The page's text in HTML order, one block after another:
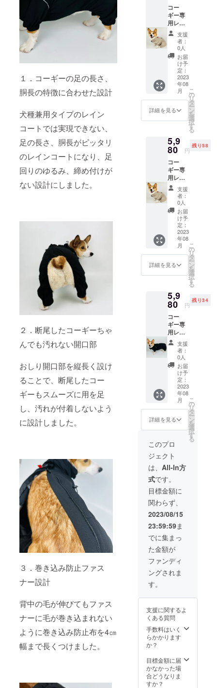
１．コーギーの足の長さ、
胴長の特徴に合わせた設計
犬種兼用タイプのレイン
コートでは実現できない、
足の長さ、胴長がピッタリ
のレインコートになり、足
回りのゆるみ、締め付けが
ない設計にしました。
２．断尾したコーギーちゃ
んでも汚れない開口部
おしり開口部を縦長く設け
ることで、断尾したコー
ギーもスムーズに用を足
し、汚れが付着しないよう
に設計しました。
３．巻き込み防止ファス
ナー設計
背中の毛が伸びてもファス
ナーに毛が巻き込まれない
ように巻き込み防止布を4㎝
幅まで長くつけました。
コー
ギー専
用レイ
ンコー
ト
Beige
M
支援
者：
0人
お届
け予
定：
2023
年08
月
詳細を見る
こ
の
リ
タ
ー
ン
を
選
択
す
る
5,9
80 円
残り58
コー
ギー専
用レイ
ンコー
ト
Beige
S
支援
者：
0人
お届
け予
定：
2023
年08
月
詳細を見る
こ
の
リ
タ
ー
ン
を
選
択
す
る
5,9
80 円
残り34
コー
ギー専
用レイ
ンコー
ト
Black
M
支援
者：
0人
お届
け予
定：
2023
年08
月
詳細を見る
こ
の
リ
タ
ー
ン
を
選
択
す
る
このプロ
ジェクト
は、 All-In方
式です。
目標金額に
関わらず、
2023/08/15
23:59:59ま
でに集まっ
た金額が
ファンディ
ングされま
す。
支援に関するよ
くある質問
手数料はいく
らかかります
か？
目標金額に届
かなかった場
合どうなりま
すか？